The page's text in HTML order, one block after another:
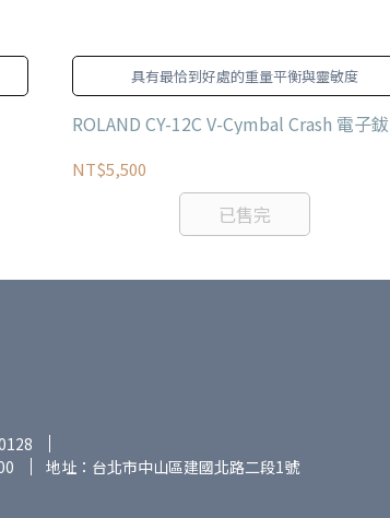
具有最恰到好處的重量平衡與靈敏度
ROLAND CY-12C V-Cymbal Crash 電子鈸
NT$5,500
已售完
地址：台北市中山區建國北路二段1號